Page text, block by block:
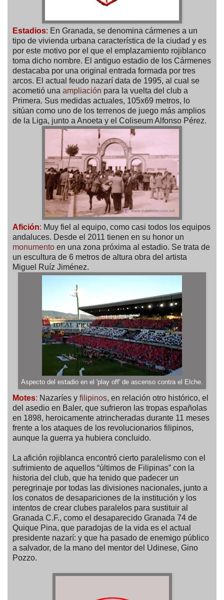
Estadios: En Granada, se denomina cármenes a un
tipo de vivienda urbana característica de la ciudad y es
por este motivo por el que el emplazamiento rojiblanco
toma dicho nombre. El antiguo estadio de los Cármenes
destacaba por una original entrada formada por tres
arcos. El actual feudo nazarí data de 1995, al cual se
acometió una ampliación para la vuelta del club a
Primera. Sus medidas actuales, 105x69 metros, lo
sitúan como uno de los terrenos de juego más amplios
de la Liga, junto a Anoeta y el Coliseum Alfonso Pérez.
Afición: Muy fiel al equipo, como casi todos los equipos
andaluces. Desde el 2011 tienen en su honor un
monumento en una zona próxima al estadio. Se trata de
un escultura de 6 metros de altura obra del artista
Miguel Ruíz Jiménez.
Aspecto del estadio en el 'play off' de ascenso contra el Elche.
Motes: Nazaríes y filipinos, en relación otro histórico, el
del asedio en Baler, que sufrieron las tropas españolas
en 1898, heroicamente atrincheradas durante 11 meses
frente a los ataques de los revolucionarios filipinos,
aunque la guerra ya hubiera concluido.
La afición rojiblanca encontró cierto paralelismo con el
sufrimiento de aquellos “últimos de Filipinas” con la
historia del club, que ha tenido que padecer un
peregrinaje por todas las divisiones nacionales, junto a
los conatos de desapariciones de la institución y los
intentos de crear clubes paralelos para sustituir al
Granada C.F., como el desaparecido Granada 74 de
Quique Pina, que paradojas de la vida es el actual
presidente nazarí: y que ha pasado de enemigo público
a salvador, de la mano del mentor del Udinese, Gino
Pozzo.